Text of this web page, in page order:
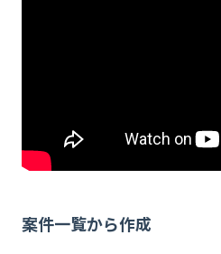
案件一覧から作成